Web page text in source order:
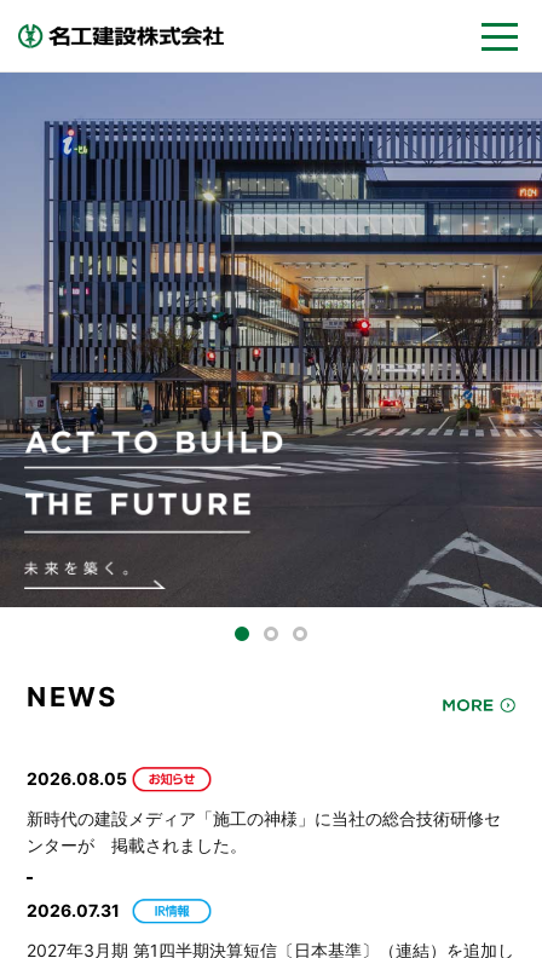
NEWS
2026.08.05
新時代の建設メディア「施工の神様」に当社の総合技術研修セ
ンターが 掲載されました。
2026.07.31
2027年3月期 第1四半期決算短信〔日本基準〕（連結）を追加し